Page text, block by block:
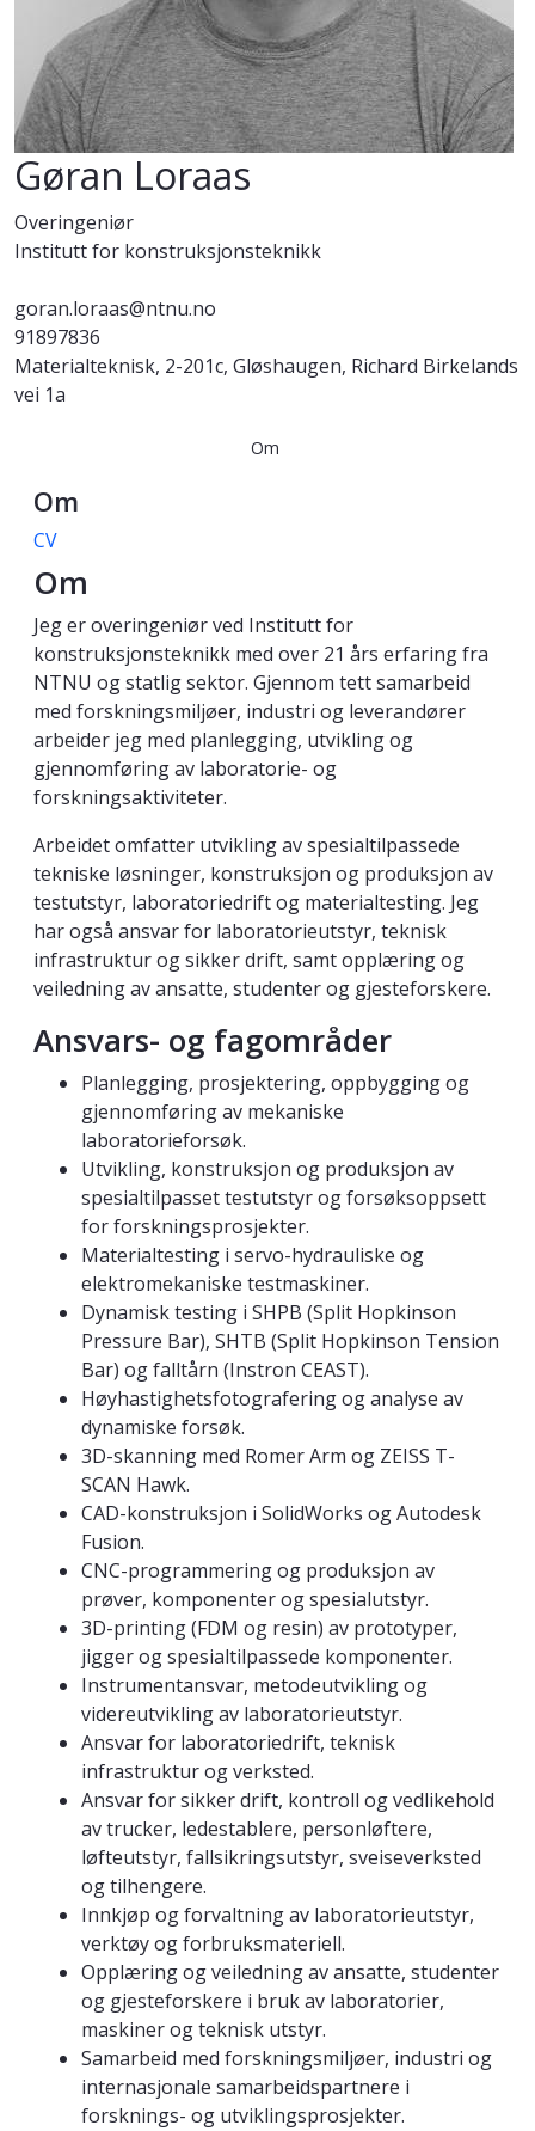
Gøran Loraas
Overingeniør
Institutt for konstruksjonsteknikk
goran.loraas@ntnu.no
91897836
Materialteknisk, 2-201c, Gløshaugen, Richard Birkelands
vei 1a
Om
Om
CV
Om
Jeg er overingeniør ved Institutt for
konstruksjonsteknikk med over 21 års erfaring fra
NTNU og statlig sektor. Gjennom tett samarbeid
med forskningsmiljøer, industri og leverandører
arbeider jeg med planlegging, utvikling og
gjennomføring av laboratorie- og
forskningsaktiviteter.
Arbeidet omfatter utvikling av spesialtilpassede
tekniske løsninger, konstruksjon og produksjon av
testutstyr, laboratoriedrift og materialtesting. Jeg
har også ansvar for laboratorieutstyr, teknisk
infrastruktur og sikker drift, samt opplæring og
veiledning av ansatte, studenter og gjesteforskere.
Ansvars- og fagområder
Planlegging, prosjektering, oppbygging og
gjennomføring av mekaniske
laboratorieforsøk.
Utvikling, konstruksjon og produksjon av
spesialtilpasset testutstyr og forsøksoppsett
for forskningsprosjekter.
Materialtesting i servo-hydrauliske og
elektromekaniske testmaskiner.
Dynamisk testing i SHPB (Split Hopkinson
Pressure Bar), SHTB (Split Hopkinson Tension
Bar) og falltårn (Instron CEAST).
Høyhastighetsfotografering og analyse av
dynamiske forsøk.
3D-skanning med Romer Arm og ZEISS T-
SCAN Hawk.
CAD-konstruksjon i SolidWorks og Autodesk
Fusion.
CNC-programmering og produksjon av
prøver, komponenter og spesialutstyr.
3D-printing (FDM og resin) av prototyper,
jigger og spesialtilpassede komponenter.
Instrumentansvar, metodeutvikling og
videreutvikling av laboratorieutstyr.
Ansvar for laboratoriedrift, teknisk
infrastruktur og verksted.
Ansvar for sikker drift, kontroll og vedlikehold
av trucker, ledestablere, personløftere,
løfteutstyr, fallsikringsutstyr, sveiseverksted
og tilhengere.
Innkjøp og forvaltning av laboratorieutstyr,
verktøy og forbruksmateriell.
Opplæring og veiledning av ansatte, studenter
og gjesteforskere i bruk av laboratorier,
maskiner og teknisk utstyr.
Samarbeid med forskningsmiljøer, industri og
internasjonale samarbeidspartnere i
forsknings- og utviklingsprosjekter.